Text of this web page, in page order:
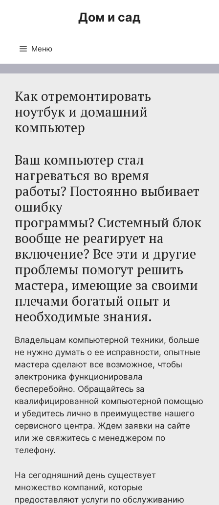
Дом и сад
Меню
Как отремонтировать
ноутбук и домашний
компьютер
Ваш компьютер стал
нагреваться во время
работы? Постоянно выбивает
ошибку
программы? Системный блок
вообще не реагирует на
включение? Все эти и другие
проблемы помогут решить
мастера, имеющие за своими
плечами богатый опыт и
необходимые знания.
Владельцам компьютерной техники, больше
не нужно думать о ее исправности, опытные
мастера сделают все возможное, чтобы
электроника функционировала
бесперебойно. Обращайтесь за
квалифицированной компьютерной помощью
и убедитесь лично в преимуществе нашего
сервисного центра. Ждем заявки на сайте
или же свяжитесь с менеджером по
телефону.
На сегодняшний день существует
множество компаний, которые
предоставляют услуги по обслуживанию